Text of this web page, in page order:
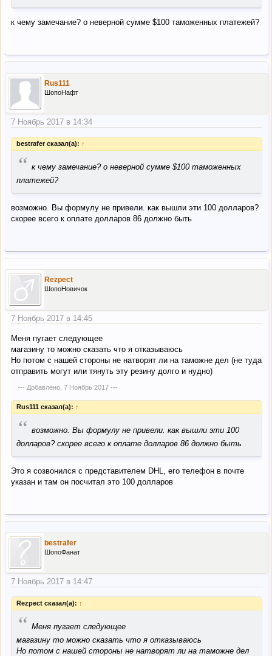
к чему замечание? о неверной сумме $100 таможенных платежей?
Rus111
ШопоНафт
7 Ноябрь 2017 в 14:34
bestrafer сказал(а): ↑
“ к чему замечание? о неверной сумме $100 таможенных
платежей?
возможно. Вы формулу не привели. как вышли эти 100 долларов?
скорее всего к оплате долларов 86 должно быть
Rezpect
ШопоНовичок
7 Ноябрь 2017 в 14:45
Меня пугает следующее
магазину то можно сказать что я отказываюсь
Но потом с нашей стороны не натворят ли на таможне дел (не туда
отправить могут или тянуть эту резину долго и нудно)
--- Добавлено, 7 Ноябрь 2017---
Rus111 сказал(а): ↑
“ возможно. Вы формулу не привели. как вышли эти 100
долларов? скорее всего к оплате долларов 86 должно быть
Это я созвонился с представителем DHL, его телефон в почте
указан и там он посчитал это 100 долларов
bestrafer
ШопоФанат
7 Ноябрь 2017 в 14:47
Rezpect сказал(а): ↑
“ Меня пугает следующее
магазину то можно сказать что я отказываюсь
Но потом с нашей стороны не натворят ли на таможне дел